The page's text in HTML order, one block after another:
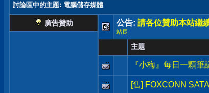
討論區中的主題: 電腦儲存媒體
廣告贊助 公告: 請各位贊助本站繼
站長
主題
『小梅』每日一顆
[售] FOXCONN